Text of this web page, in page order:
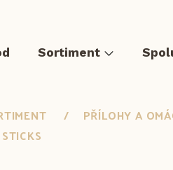
Sortiment
PŘÍLOHY A